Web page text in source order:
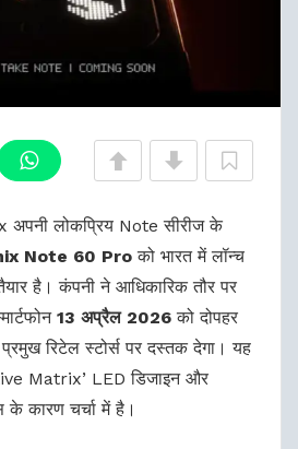
अपनी लोकप्रिय Note सीरीज के
Note 60 Pro को भारत में लॉन्च
है। कंपनी ने आधिकारिक तौर पर
13 अप्रैल 2026 को दोपहर
रिटेल स्टोर्स पर दस्तक देगा। यह
Matrix’ LED डिजाइन और
के कारण चर्चा में है।